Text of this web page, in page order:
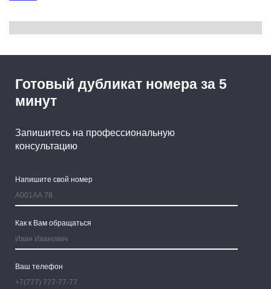
Готовый дубликат номера за 5
минут
Запишитесь на профессиональную
консультацию
Напишите свой номер
Как к Вам обращаться
Ваш телефон